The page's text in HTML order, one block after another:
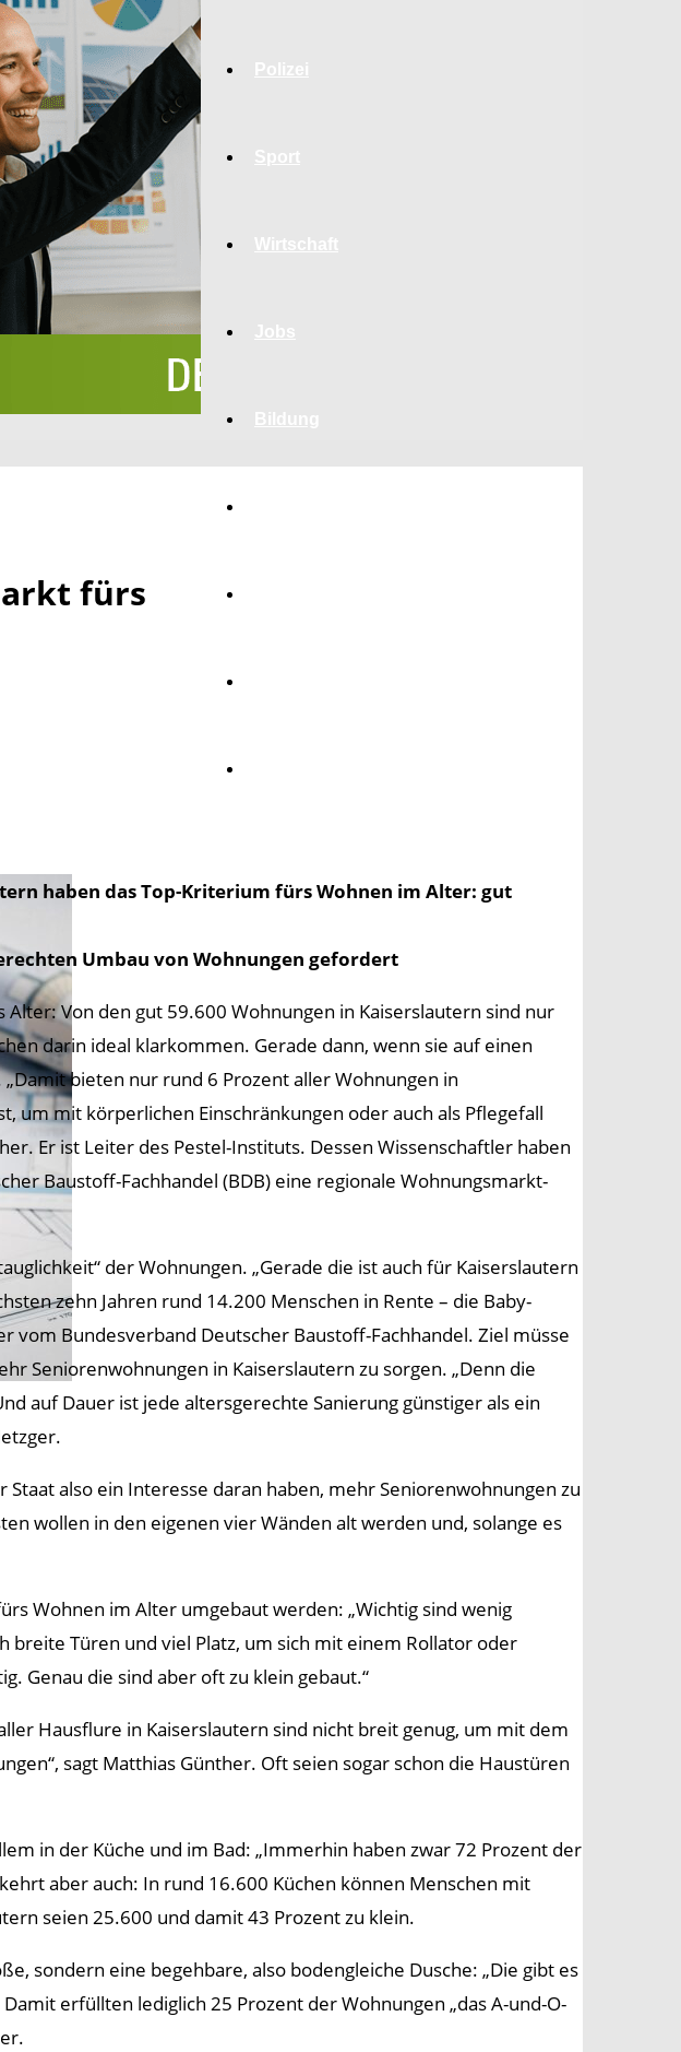
fürs
haben das Top-Kriterium fürs Wohnen im Alter: gut
Umbau von Wohnungen gefordert
Von den gut 59.600 Wohnungen in Kaiserslautern sind nur
darin ideal klarkommen. Gerade dann, wenn sie auf einen
bieten nur rund 6 Prozent aller Wohnungen in
um mit körperlichen Einschränkungen oder auch als Pflegefall
Er ist Leiter des Pestel-Instituts. Dessen Wissenschaftler haben
Baustoff-Fachhandel (BDB) eine regionale Wohnungsmarkt-
der Wohnungen. „Gerade die ist auch für Kaiserslautern
zehn Jahren rund 14.200 Menschen in Rente – die Baby-
vom Bundesverband Deutscher Baustoff-Fachhandel. Ziel müsse
Seniorenwohnungen in Kaiserslautern zu sorgen. „Denn die
auf Dauer ist jede altersgerechte Sanierung günstiger als ein
also ein Interesse daran haben, mehr Seniorenwohnungen zu
wollen in den eigenen vier Wänden alt werden und, solange es
Wohnen im Alter umgebaut werden: „Wichtig sind wenig
breite Türen und viel Platz, um sich mit einem Rollator oder
Genau die sind aber oft zu klein gebaut.“
Hausflure in Kaiserslautern sind nicht breit genug, um mit dem
sagt Matthias Günther. Oft seien sogar schon die Haustüren
in der Küche und im Bad: „Immerhin haben zwar 72 Prozent der
aber auch: In rund 16.600 Küchen können Menschen mit
seien 25.600 und damit 43 Prozent zu klein.
sondern eine begehbare, also bodengleiche Dusche: „Die gibt es
erfüllten lediglich 25 Prozent der Wohnungen „das A-und-O-